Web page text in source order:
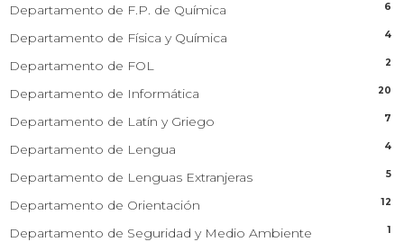
Departamento de F.P. de Química 6
Departamento de Física y Química 4
Departamento de FOL 2
Departamento de Informática 20
Departamento de Latín y Griego 7
Departamento de Lengua 4
Departamento de Lenguas Extranjeras 5
Departamento de Orientación 12
Departamento de Seguridad y Medio Ambiente 1